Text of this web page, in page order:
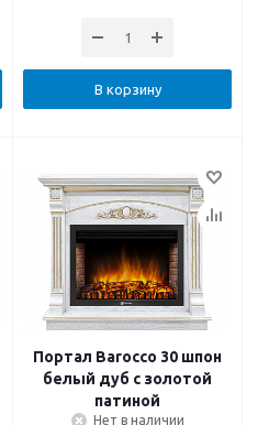
В корзину
Портал Barocco 30 шпон
белый дуб с золотой
патиной
Нет в наличии